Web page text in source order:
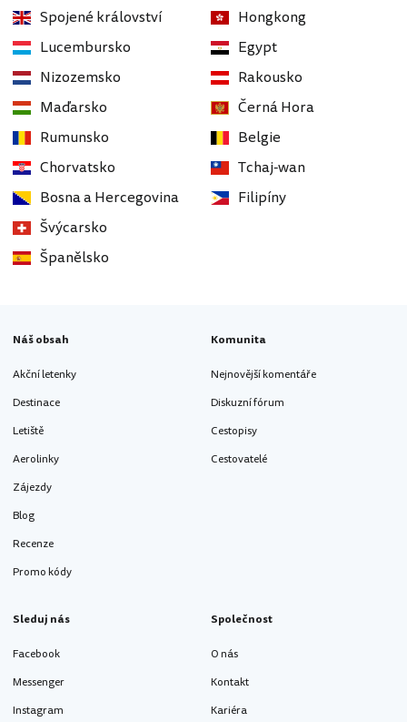
Spojené království
Lucembursko
Nizozemsko
Maďarsko
Rumunsko
Chorvatsko
Bosna a Hercegovina
Švýcarsko
Španělsko
Hongkong
Egypt
Rakousko
Černá Hora
Belgie
Tchaj-wan
Filipíny
Náš obsah
Akční letenky
Destinace
Letiště
Aerolinky
Zájezdy
Blog
Recenze
Promo kódy
Komunita
Nejnovější komentáře
Diskuzní fórum
Cestopisy
Cestovatelé
Sleduj nás
Facebook
Messenger
Instagram
Společnost
O nás
Kontakt
Kariéra